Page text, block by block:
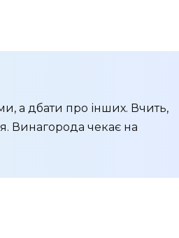
а дбати про інших. Вчить,
Винагорода чекає на